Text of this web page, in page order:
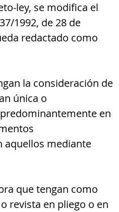
ley, se modifica el
1992, de 28 de
redactado como
la consideración de
única o
en
aquellos mediante
que tengan como
revista en pliego o en